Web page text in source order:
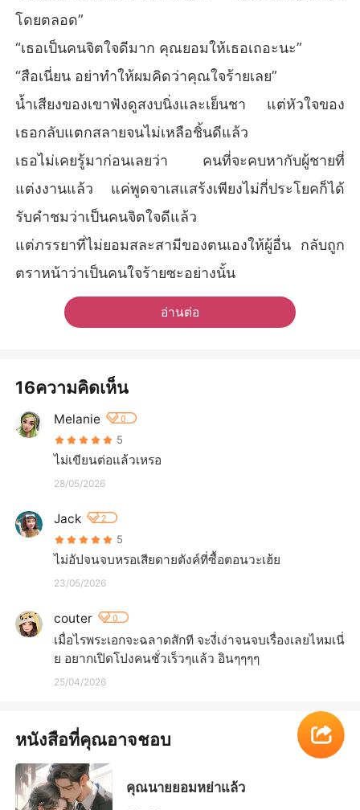
โดยตลอด”
“เธอเป็นคนจิตใจดีมาก คุณยอมให้เธอเถอะนะ”
“สือเนี่ยน อย่าทำให้ผมคิดว่าคุณใจร้ายเลย”
น้ำเสียงของเขาฟังดูสงบนิ่งและเย็นชา แต่หัวใจของ
เธอกลับแตกสลายจนไม่เหลือชิ้นดีแล้ว
เธอไม่เคยรู้มาก่อนเลยว่า คนที่จะคบหากับผู้ชายที่
แต่งงานแล้ว แค่พูดจาเสแสร้งเพียงไม่กี่ประโยคก็ได้
รับคำชมว่าเป็นคนจิตใจดีแล้ว
แต่ภรรยาที่ไม่ยอมสละสามีของตนเองให้ผู้อื่น กลับถูก
ตราหน้าว่าเป็นคนใจร้ายซะอย่างนั้น
อ่านต่อ
16ความคิดเห็น
Melanie 0
5
ไม่เขียนต่อแล้วเหรอ
28/05/2026
Jack 2
5
ไม่อัปจนจบหรอเสียดายตังค์ที่ซื้อตอนวะเฮ้ย
23/05/2026
couter 0
เมื่อไรพระเอกจะฉลาดสักที​ จะงี่เง่าจนจบเรื่องเลยไหมเนี่
ย​ อยากเปิดโปงคนชั่วเร็วๆแล้ว​ อินๆๆๆๆ
25/04/2026
หนังสือที่คุณอาจชอบ
คุณนายยอมหย่าแล้ว